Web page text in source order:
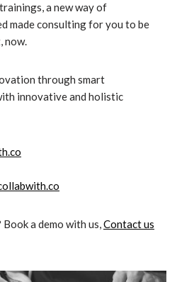
a new way of
made consulting for you to be
now.
through smart
innovative and holistic
a demo with us,Contact us